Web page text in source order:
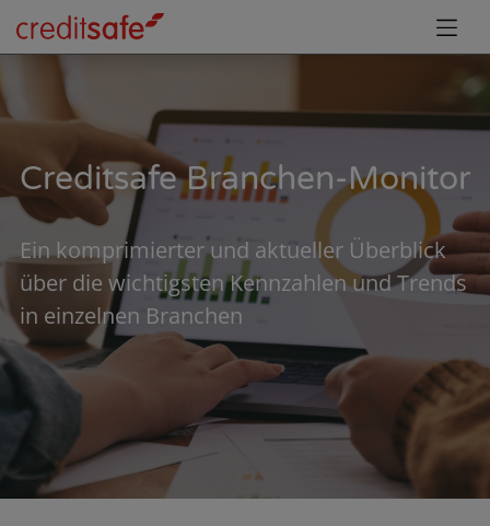
Creditsafe Branchen-Monitor
Ein komprimierter und aktueller Überblick
über die wichtigsten Kennzahlen und Trends
in einzelnen Branchen